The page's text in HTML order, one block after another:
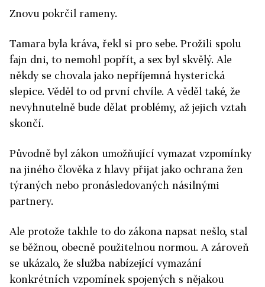
Znovu pokrčil rameny.
Tamara byla kráva, řekl si pro sebe. Prožili spolu
fajn dni, to nemohl popřít, a sex byl skvělý. Ale
někdy se chovala jako nepříjemná hysterická
slepice. Věděl to od první chvíle. A věděl také, že
nevyhnutelně bude dělat problémy, až jejich vztah
skončí.
Původně byl zákon umožňující vymazat vzpomínky
na jiného člověka z hlavy přijat jako ochrana žen
týraných nebo pronásledovaných násilnými
partnery.
Ale protože takhle to do zákona napsat nešlo, stal
se běžnou, obecně použitelnou normou. A zároveň
se ukázalo, že služba nabízející vymazání
konkrétních vzpomínek spojených s nějakou